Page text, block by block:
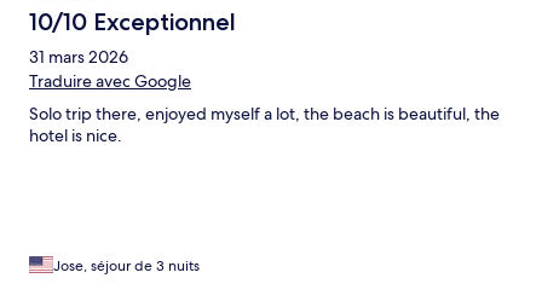
10/10 Exceptionnel
31 mars 2026
Traduire avec Google
Solo trip there, enjoyed myself a lot, the beach is beautiful, the
hotel is nice.
Jose, séjour de 3 nuits